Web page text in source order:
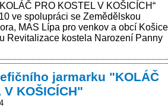
PRO KOSTEL V KOŠICÍCH“
ve spolupráci se Zemědělskou
MAS Lípa pro venkov a obcí Košice
Revitalizace kostela Narození Panny
jarmarku "KOLÁČ
V KOŠICÍCH"